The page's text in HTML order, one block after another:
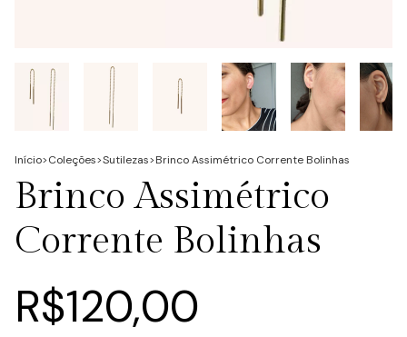
Início>Coleções>Sutilezas>Brinco Assimétrico Corrente Bolinhas
Brinco Assimétrico
Corrente Bolinhas
R$120,00